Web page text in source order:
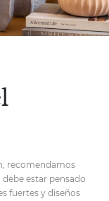
recomendamos
debe estar pensado
fuertes y diseños